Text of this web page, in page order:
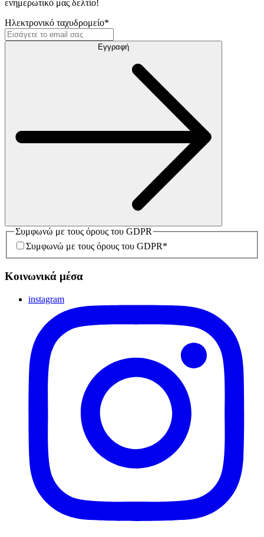
ενημερωτικό μας δελτίο!
Ηλεκτρονικό ταχυδρομείο*
Εγγραφή
Συμφωνώ με τους όρους του GDPR
Συμφωνώ με τους όρους του GDPR*
Κοινωνικά μέσα
instagram